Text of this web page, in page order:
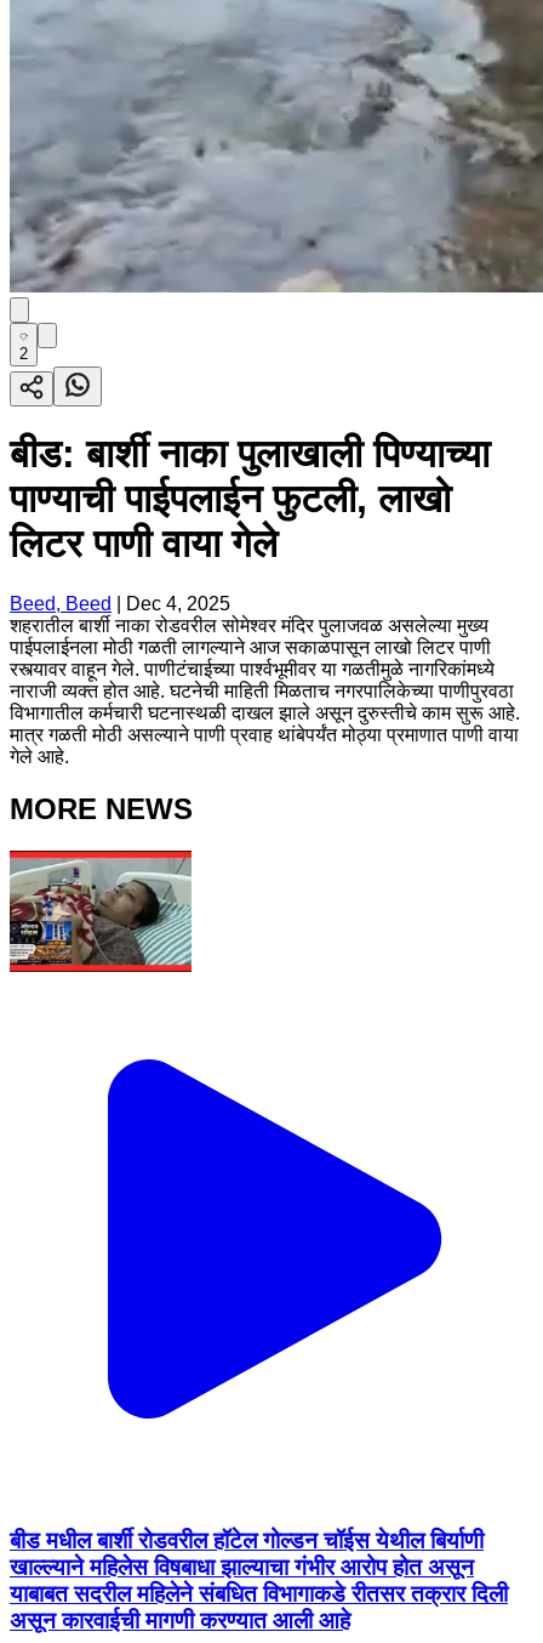
2
बीड: बार्शी नाका पुलाखाली पिण्याच्या
पाण्याची पाईपलाईन फुटली, लाखो
लिटर पाणी वाया गेले
Beed, Beed
Dec 4, 2025
शहरातील बार्शी नाका रोडवरील सोमेश्वर मंदिर पुलाजवळ असलेल्या मुख्य
पाईपलाईनला मोठी गळती लागल्याने आज सकाळपासून लाखो लिटर पाणी
रस्त्यावर वाहून गेले. पाणीटंचाईच्या पार्श्वभूमीवर या गळतीमुळे नागरिकांमध्ये
नाराजी व्यक्त होत आहे. घटनेची माहिती मिळताच नगरपालिकेच्या पाणीपुरवठा
विभागातील कर्मचारी घटनास्थळी दाखल झाले असून दुरुस्तीचे काम सुरू आहे.
मात्र गळती मोठी असल्याने पाणी प्रवाह थांबेपर्यंत मोठ्या प्रमाणात पाणी वाया
गेले आहे.
MORE NEWS
बीड मधील बार्शी रोडवरील हॉटेल गोल्डन चॉईस येथील बिर्याणी
खाल्ल्याने महिलेस विषबाधा झाल्याचा गंभीर आरोप होत असून
याबाबत सदरील महिलेने संबधित विभागाकडे रीतसर तक्रार दिली
असून कारवाईची मागणी करण्यात आली आहे